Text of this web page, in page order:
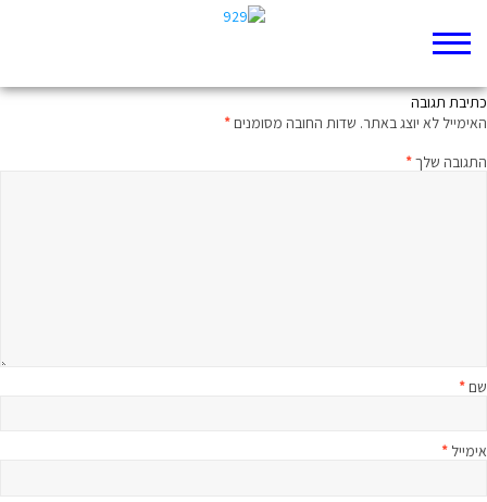
כתיבת תגובה
האימייל לא יוצג באתר. שדות החובה מסומנים*
התגובה שלך*
שם*
אימייל *